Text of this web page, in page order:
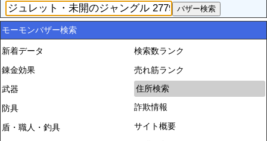
モーモンバザー検索
新着データ
錬金効果
武器
防具
盾・職人・釣具
検索数ランク
売れ筋ランク
住所検索
詐欺情報
サイト概要